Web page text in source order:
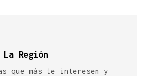
Región
que más te interesen y